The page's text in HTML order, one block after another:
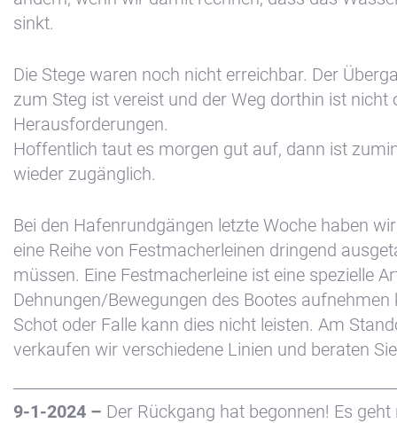
sinkt.
Die Stege waren noch nicht erreichbar. Der
zum Steg ist vereist und der Weg dorthin ist nicht
Herausforderungen.
Hoffentlich taut es morgen gut auf, dann ist
wieder zugänglich.
Bei den Hafenrundgängen letzte Woche haben
eine Reihe von Festmacherleinen dringend
müssen. Eine Festmacherleine ist eine spezielle
Dehnungen/Bewegungen des Bootes aufnehmen
Schot oder Falle kann dies nicht leisten. Am
verkaufen wir verschiedene Linien und beraten
9-1-2024 – Der Rückgang hat begonnen! Es